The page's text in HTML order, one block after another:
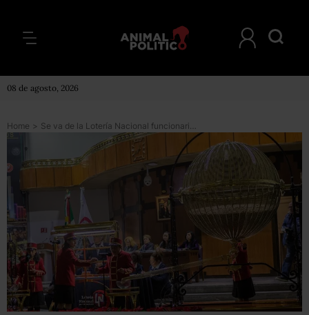
08 de agosto, 2026
Home > Se va de la Lotería Nacional funcionario señalado por posible conflicto de interés